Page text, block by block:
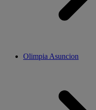
Olimpia Asuncion